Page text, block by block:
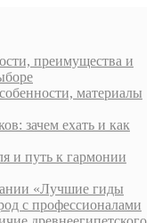
преимущества и
материалы
зачем ехать и как
и путь к гармонии
«Лучшие гиды
с профессионалами